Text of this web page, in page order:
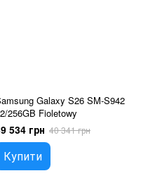
Galaxy S26 SM-S942
256GB Fioletowy
534 грн 40 341 грн
Купити